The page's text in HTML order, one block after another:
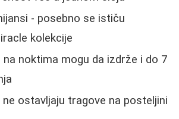
- posebno se ističu
kolekcije
noktima mogu da izdrže i do 7
ostavljaju tragove na posteljini